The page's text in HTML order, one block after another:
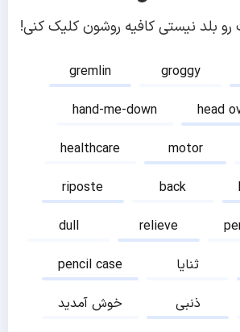
رو بلد نیستی کافیه روشون کلیک کنی!
gremlin groggy
hand-me-down
head
healthcare
motor
riposte
back
dull
relieve
pencil case
ثنایا
خوش آمدید
ذنبی